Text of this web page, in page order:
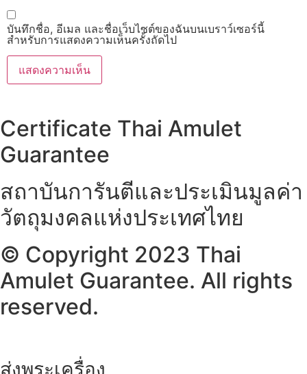
บันทึกชื่อ, อีเมล และชื่อเว็บไซต์ของฉันบนเบราว์เซอร์นี้
สำหรับการแสดงความเห็นครั้งถัดไป
Certificate Thai Amulet
Guarantee
สถาบันการันตีและประเมินมูลค่า
วัตถุมงคลแห่งประเทศไทย
© Copyright 2023 Thai
Amulet Guarantee. All rights
reserved.
ส่งพระเครื่อง